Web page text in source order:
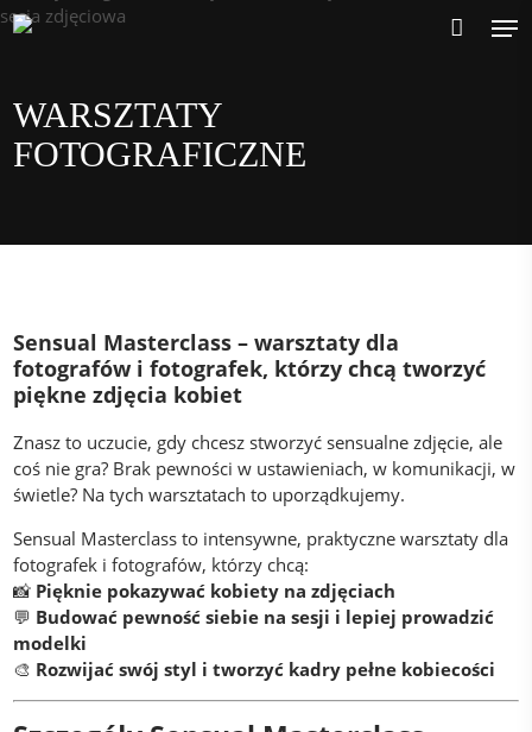
Skip
to
WARSZTATY
FOTOGRAFICZNE
Sensual Masterclass – warsztaty dla
fotografów i fotografek, którzy chcą tworzyć
piękne zdjęcia kobiet
Znasz to uczucie, gdy chcesz stworzyć sensualne zdjęcie, ale
coś nie gra? Brak pewności w ustawieniach, w komunikacji, w
świetle? Na tych warsztatach to uporządkujemy.
Sensual Masterclass to intensywne, praktyczne warsztaty dla
fotografek i fotografów, którzy chcą:
📸 Pięknie pokazywać kobiety na zdjęciach
💬 Budować pewność siebie na sesji i lepiej prowadzić
modelki
🎨 Rozwijać swój styl i tworzyć kadry pełne kobiecości